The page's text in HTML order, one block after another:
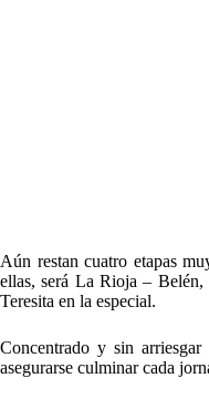
Aún restan cuatro etapas
ellas, será La Rioja – Belén,
Teresita en la especial.
Concentrado y sin
asegurarse culminar cada